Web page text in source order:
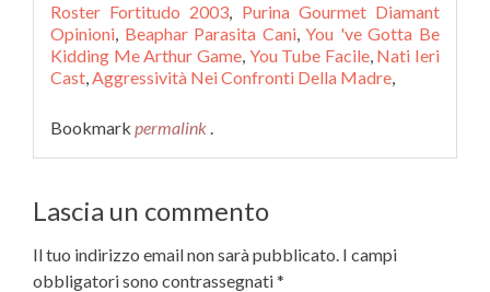
Roster Fortitudo 2003, Purina Gourmet Diamant
Opinioni, Beaphar Parasita Cani,You 've Gotta Be
Kidding Me Arthur Game, You Tube Facile, Nati Ieri
Cast,Aggressività Nei Confronti Della Madre,
Bookmark permalink .
Lascia un commento
Il tuo indirizzo email non sarà pubblicato. I campi
obbligatori sono contrassegnati*